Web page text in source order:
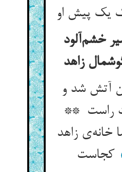
خشم‌آلود
آتش شد و
راست **
خانه‌ی زاهد
کجاست